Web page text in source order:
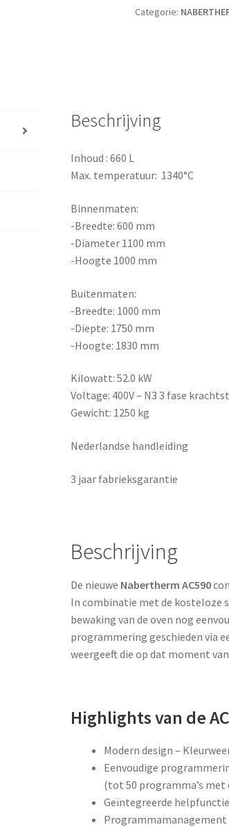
Categorie:
Beschrijving
Inhoud : 660 L
Max. temperatuur: 1340°C
Binnenmaten:
-Breedte: 600 mm
-Diameter 1100 mm
-Hoogte 1000 mm
Buitenmaten:
-Breedte: 1000 mm
-Diepte: 1750 mm
-Hoogte: 1830 mm
Kilowatt: 52.0 kW
Voltage: 400V – N3 3 fase
Gewicht: 1250 kg
Nederlandse handleiding
3 jaar fabrieksgarantie
Beschrijving
De nieuwe Nabertherm AC590
In combinatie met de kosteloze
bewaking van de oven nog
programmering geschieden via
weergeeft die op dat moment
Highlights van de
Modern design –
Eenvoudige
(tot 50 programma’s met
Geïntegreerde
Programmamanagement